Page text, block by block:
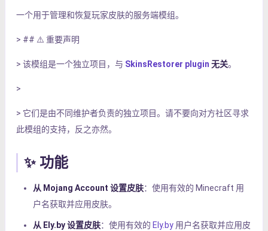
一个用于管理和恢复玩家皮肤的服务端模组。
> ## ⚠️ 重要声明
> 该模组是一个独立项目，与 SkinsRestorer plugin 无关。
>
> 它们是由不同维护者负责的独立项目。请不要向对方社区寻求
此模组的支持，反之亦然。
✨ 功能
从 Mojang Account 设置皮肤：使用有效的 Minecraft 用
户名获取并应用皮肤。
从 Ely.by 设置皮肤：使用有效的 Ely.by 用户名获取并应用皮